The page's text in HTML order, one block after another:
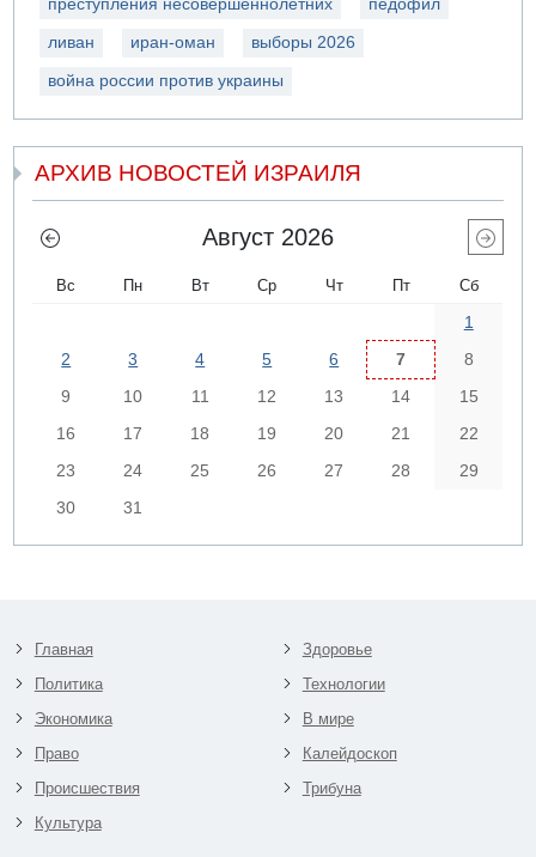
преступления несовершеннолетних педофил
ливан иран-оман выборы 2026
война россии против украины
АРХИВ НОВОСТЕЙ ИЗРАИЛЯ
Август 2026
Вс Пн Вт Ср Чт Пт Сб
1
2
3 4 5 6 7
8
9
10 11 12 13 14
15
16
17 18 19 20 21
22
23
24 25 26 27 28
29
30
31
Главная
Политика
Экономика
Право
Происшествия
Культура
Здоровье
Технологии
В мире
Калейдоскоп
Трибуна